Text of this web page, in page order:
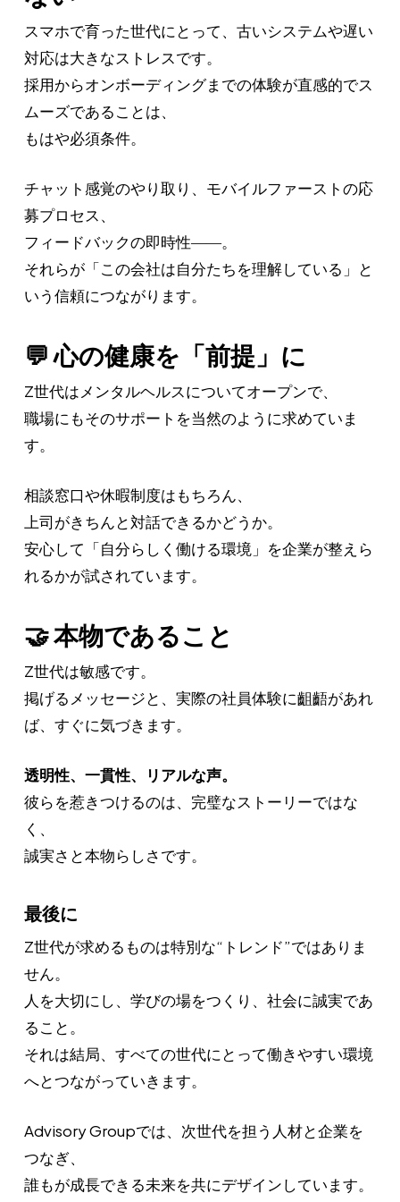
スマホで育った世代にとって、古いシステムや遅い
対応は大きなストレスです。
採用からオンボーディングまでの体験が直感的でス
ムーズであることは、
もはや必須条件。
チャット感覚のやり取り、モバイルファーストの応
募プロセス、
フィードバックの即時性――。
それらが「この会社は自分たちを理解している」と
いう信頼につながります。
💬 心の健康を「前提」に
Z世代はメンタルヘルスについてオープンで、
職場にもそのサポートを当然のように求めていま
す。
相談窓口や休暇制度はもちろん、
上司がきちんと対話できるかどうか。
安心して「自分らしく働ける環境」を企業が整えら
れるかが試されています。
🤝 本物であること
Z世代は敏感です。
掲げるメッセージと、実際の社員体験に齟齬があれ
ば、すぐに気づきます。
透明性、一貫性、リアルな声。
彼らを惹きつけるのは、完璧なストーリーではな
く、
誠実さと本物らしさです。
最後に
Z世代が求めるものは特別な“トレンド”ではありま
せん。
人を大切にし、学びの場をつくり、社会に誠実であ
ること。
それは結局、すべての世代にとって働きやすい環境
へとつながっていきます。
Advisory Groupでは、次世代を担う人材と企業を
つなぎ、
誰もが成長できる未来を共にデザインしています。